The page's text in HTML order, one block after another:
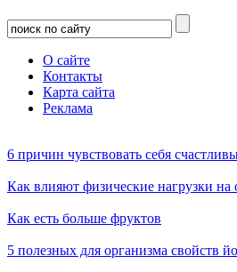
О сайте
Контакты
Карта сайта
Реклама
6 причин чувствовать себя
Как влияют физические нагрузки на
Как есть больше фруктов
5 полезных для организма свойств